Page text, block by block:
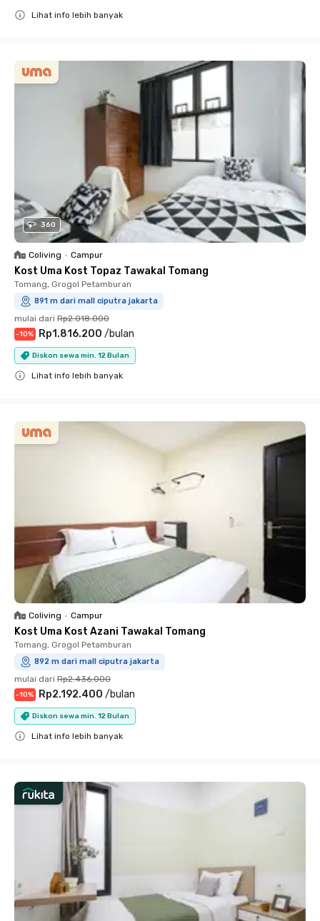
Lihat info lebih banyak
360
Coliving • Campur
Kost Uma Kost Topaz Tawakal Tomang
Tomang, Grogol Petamburan
891 m dari mall ciputra jakarta
mulai dari Rp2.018.000
-10% Rp1.816.200 /bulan
Diskon sewa min. 12 Bulan
Lihat info lebih banyak
Coliving • Campur
Kost Uma Kost Azani Tawakal Tomang
Tomang, Grogol Petamburan
892 m dari mall ciputra jakarta
mulai dari Rp2.436.000
-10% Rp2.192.400 /bulan
Diskon sewa min. 12 Bulan
Lihat info lebih banyak